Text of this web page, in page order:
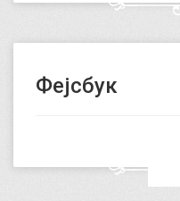
Фејсбук